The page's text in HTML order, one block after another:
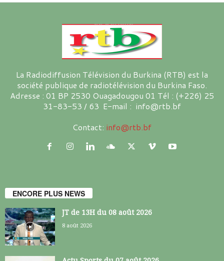
La Radiodiffusion Télévision du Burkina (RTB) est la
société publique de radiotélévision du Burkina Faso.
Adresse : 01 BP 2530 Ouagadougou 01 Tél : (+226) 25
31-83-53 / 63 E-mail : info@rtb.bf
Contact: info@rtb.bf
ENCORE PLUS NEWS
JT de 13H du 08 août 2026
8 août 2026